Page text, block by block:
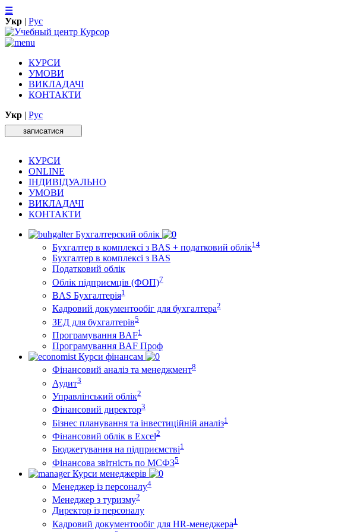
☰
Укр | Рус
КУРСИ
УМОВИ
ВИКЛАДАЧІ
КОНТАКТИ
Укр | Рус
записатися
КУРСИ
ONLINE
ІНДИВІДУАЛЬНО
УМОВИ
ВИКЛАДАЧІ
КОНТАКТИ
Бухгалтерский облік
Бухгалтер в комплексі з BAS + податковий облік14
Бухгалтер в комплексі з BAS
Податковий облік
Облік підприємців (ФОП)7
BAS Бухгалтерія1
Кадровий документообіг для бухгалтера2
ЗЕД для бухгалтерів5
Програмування BAF1
Програмування BAF Проф
Курси фінансам
Фінансовий аналіз та менеджмент8
Аудит3
Управлінський облік2
Фінансовий директор3
Бізнес планування та інвестиційній аналіз1
Фінансовий облiк в Excel2
Бюджетування на підприємстві1
Фінансова звітність по МСФЗ5
Курси менеджерів
Менеджер із персоналу4
Менеджер з туризму2
Директор iз персоналу
Кадровий документообіг для HR-менеджера1